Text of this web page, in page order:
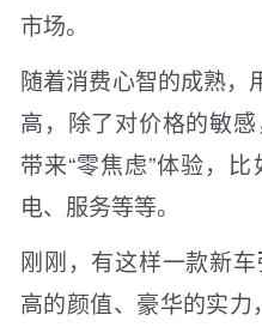
市场。
随着消费心智的成熟，
高，除了对价格的敏
带来“零焦虑”体验，
电、服务等等。
刚刚，有这样一款新
高的颜值、豪华的实力